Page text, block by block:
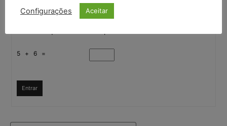
Mantenha-me
autenticado
5 + 6 =
Entrar
Configurações Aceitar